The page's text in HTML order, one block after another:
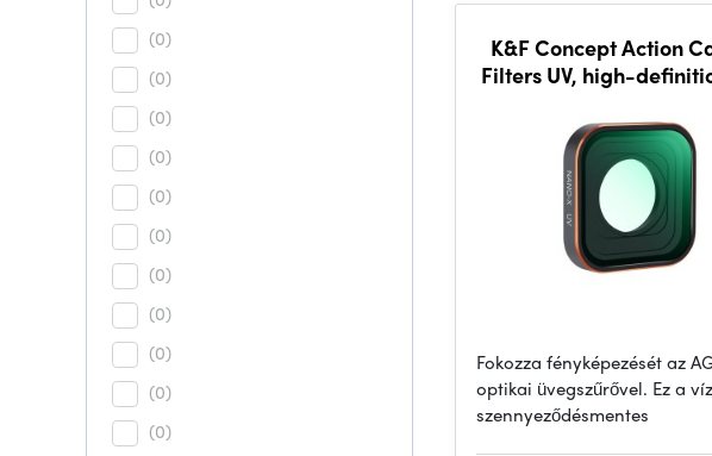
(0)
(0)
(0)
(0)
(0)
(0)
(0)
(0)
(0)
(0)
(0)
K&F Concept Action
Filters UV, high-
waterproof
Fokozza fényképezését az
optikai üvegszűrővel. Ez a
szennyeződésmentes